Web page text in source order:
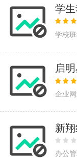
学
学校
启
企业
新
办公